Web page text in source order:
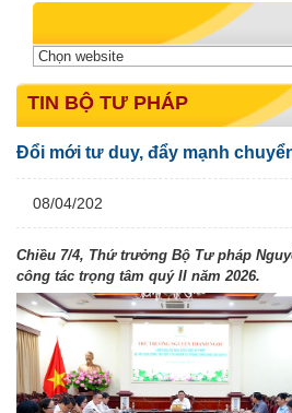
TIN BỘ TƯ PHÁP
Đổi mới tư duy, đẩy mạnh
08/04/202
Chiều 7/4, Thứ trưởng Bộ Tư pháp
công tác trọng tâm quý II năm 2026.